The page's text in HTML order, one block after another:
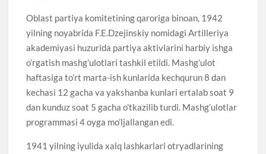
Oblast partiya komitetining qaroriga binoan, 1942
yilning noyabrida F.E.Dzejinskiy nomidagi Artilleriya
akademiyasi huzurida partiya aktivlarini harbiy ishga
o’rgatish mashg’ulotlari tashkil etildi. Mashg’ulot
haftasiga to’rt marta-ish kunlarida kechqurun 8 dan
kechasi 12 gacha va yakshanba kunlari ertalab soat 9
dan kunduz soat 5 gacha o’tkazilib turdi. Mashg’ulotlar
programmasi 4 oyga mo’ljallangan edi.
1941 yilning iyulida xalq lashkarlari otryadlarining